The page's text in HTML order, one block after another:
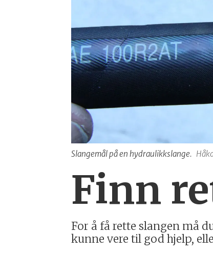
Slangemål på en hydraulikkslange.
Finn
For å få rette slangen må
kunne vere til god hjelp,